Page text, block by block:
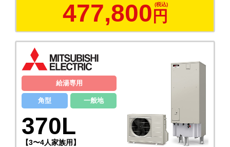
477,800 円
給湯専用
角型 一般地
370L
【3〜4人家族用】